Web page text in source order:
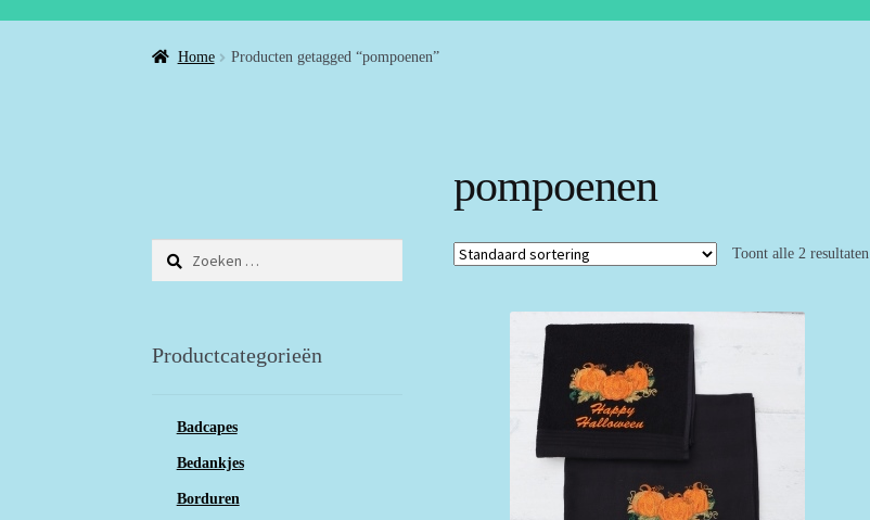
Home Producten getagged “pompoenen”
pompoenen
Toont alle 2 resultaten
naar:
Productcategorieën
Badcapes
Bedankjes
Borduren